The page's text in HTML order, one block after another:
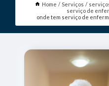
Home Serviços
serviço de
onde tem serviço de